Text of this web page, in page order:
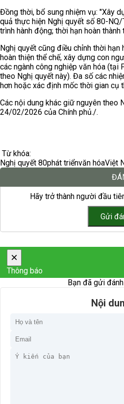
Đồng thời, bổ sung nhiệm vụ: "Xây
quả thực hiện Nghị quyết số 80-
trình hành động; thời hạn hoàn
Nghị quyết cũng điều chỉnh thời
hoàn thiện thể chế, xây dựng con
các ngành công nghiệp văn hóa (tại
theo Nghị quyết này). Đa số các
hơn hoặc xác định mốc thời gian cụ
Các nội dung khác giữ nguyên theo
24/02/2026 của Chính phủ./.
Từ khóa:
Nghị quyết 80phát triểnvăn hóaViệt
Hãy trở thành người đầu
×
Thông báo
Bạn đã gửi
Nội